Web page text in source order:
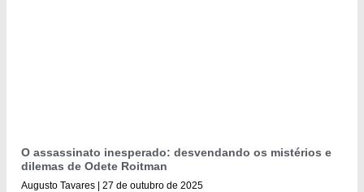
O assassinato inesperado: desvendando os mistérios e
dilemas de Odete Roitman
Augusto Tavares 27 de outubro de 2025